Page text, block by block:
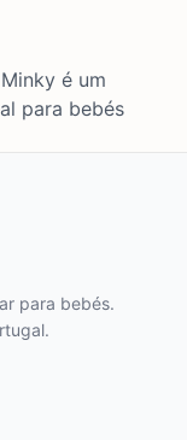
é um
para bebés
para bebés.